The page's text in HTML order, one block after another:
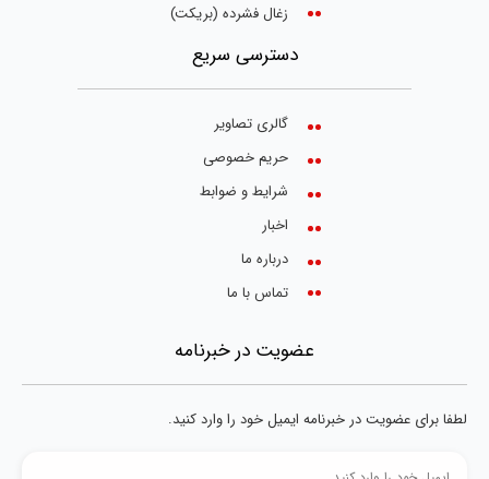
زغال فشرده (بریکت)
دسترسی سریع
گالری تصاویر
حریم خصوصی
شرایط و ضوابط
اخبار
درباره ما
تماس با ما
عضویت در خبرنامه
لطفا برای عضویت در خبرنامه ایمیل خود را وارد کنید.